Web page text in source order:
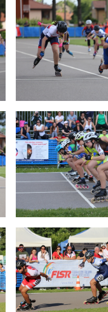
FREESTYLE
Feed Photogallery